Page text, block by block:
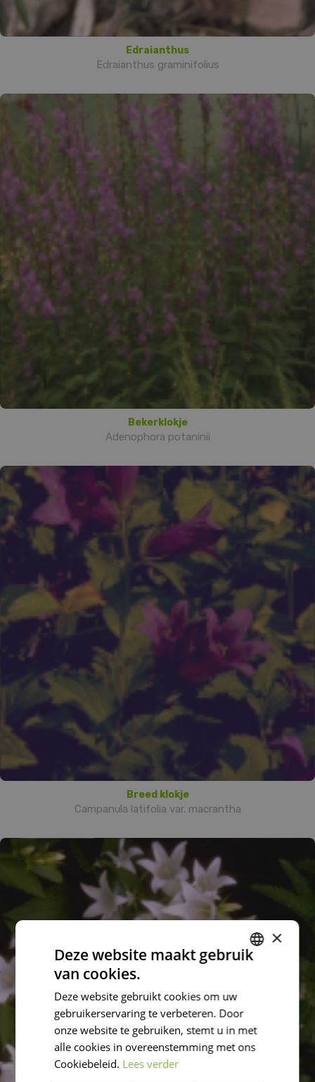
Edraianthus
Edraianthus graminifolius
Bekerklokje
Adenophora potaninii
Breed klokje
Campanula latifolia var. macrantha
×
Deze website maakt gebruik
van cookies.
Deze website gebruikt cookies om uw
gebruikerservaring te verbeteren. Door
onze website te gebruiken, stemt u in met
alle cookies in overeenstemming met ons
Cookiebeleid. Lees verder